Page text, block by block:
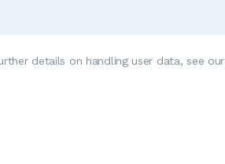
details on handling user data, see our